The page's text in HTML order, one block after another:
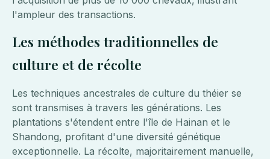
l'ampleur des transactions.
Les méthodes traditionnelles de
culture et de récolte
Les techniques ancestrales de culture du théier se
sont transmises à travers les générations. Les
plantations s'étendent entre l'île de Hainan et le
Shandong, profitant d'une diversité génétique
exceptionnelle. La récolte, majoritairement manuelle,